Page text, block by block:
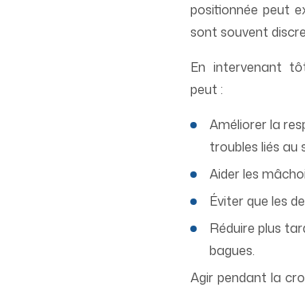
positionnée peut
sont souvent
En intervenant
peut :
Améliorer la
troubles liés au
Aider les
Éviter que les
Réduire plus
bagues.
Agir pendant la